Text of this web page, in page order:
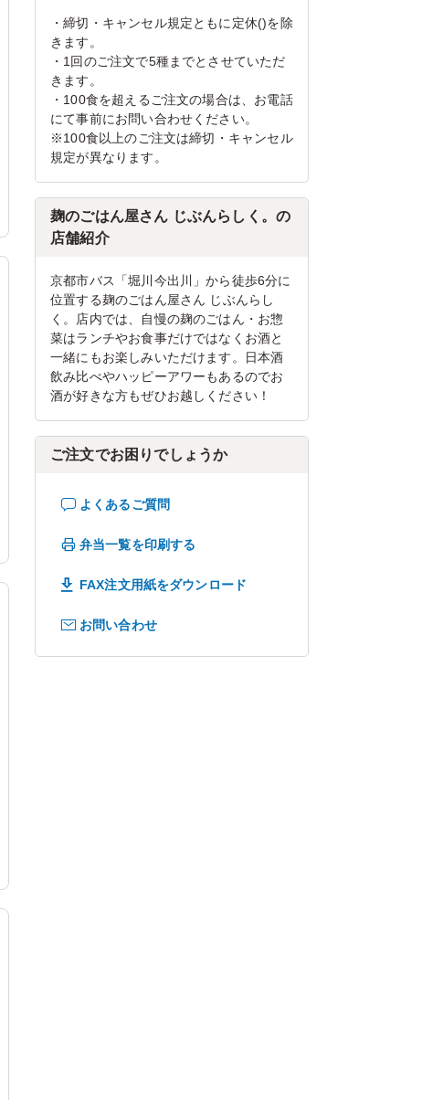
・締切・キャンセル規定ともに定休()を除
きます。
・1回のご注文で5種までとさせていただ
きます。
・100食を超えるご注文の場合は、お電話
にて事前にお問い合わせください。
※100食以上のご注文は締切・キャンセル
規定が異なります。
麹のごはん屋さん じぶんらしく。の
店舗紹介
京都市バス「堀川今出川」から徒歩6分に
位置する麹のごはん屋さん じぶんらし
く。店内では、自慢の麹のごはん・お惣
菜はランチやお食事だけではなくお酒と
一緒にもお楽しみいただけます。日本酒
飲み比べやハッピーアワーもあるのでお
酒が好きな方もぜひお越しください！
ご注文でお困りでしょうか
よくあるご質問
弁当一覧を印刷する
FAX注文用紙をダウンロード
お問い合わせ